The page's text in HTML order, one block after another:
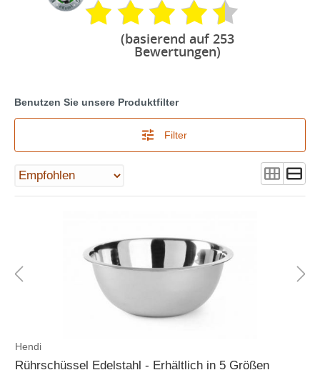
(basierend auf 253
Bewertungen)
Benutzen Sie unsere Produktfilter
Filter
Hendi
Rührschüssel Edelstahl - Erhältlich in 5 Größen